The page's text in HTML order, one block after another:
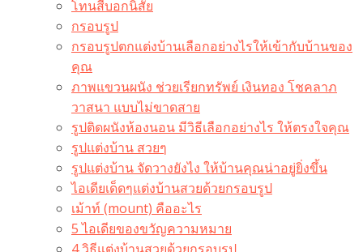
โทนสีบอกนิสัย
กรอบรูป
กรอบรูปตกแต่งบ้านเลือกอย่างไรให้เข้ากับบ้านของ
คุณ
ภาพแขวนผนัง ช่วยเรียกทรัพย์ เงินทอง โชคลาภ
วาสนา แบบไม่ขาดสาย
รูปติดผนังห้องนอน มีวิธีเลือกอย่างไร ให้ตรงใจคุณ
รูปแต่งบ้าน สวยๆ
รูปแต่งบ้าน จัดวางยังไง ให้บ้านคุณน่าอยู่ยิ่งขึ้น
ไอเดียเด็ดๆแต่งบ้านสวยด้วยกรอบรูป
เม้าท์ (mount) คืออะไร​
5 ไอเดียของขวัญความหมาย
4 วิธีแต่งบ้านสวยด้วยกรอบรูป